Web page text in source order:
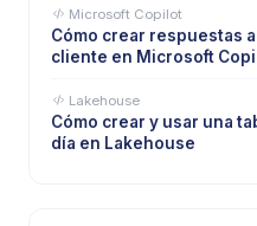
Microsoft Copilot
Cómo crear respuestas
cliente en Microsoft
Lakehouse
Cómo crear y usar una
día en Lakehouse